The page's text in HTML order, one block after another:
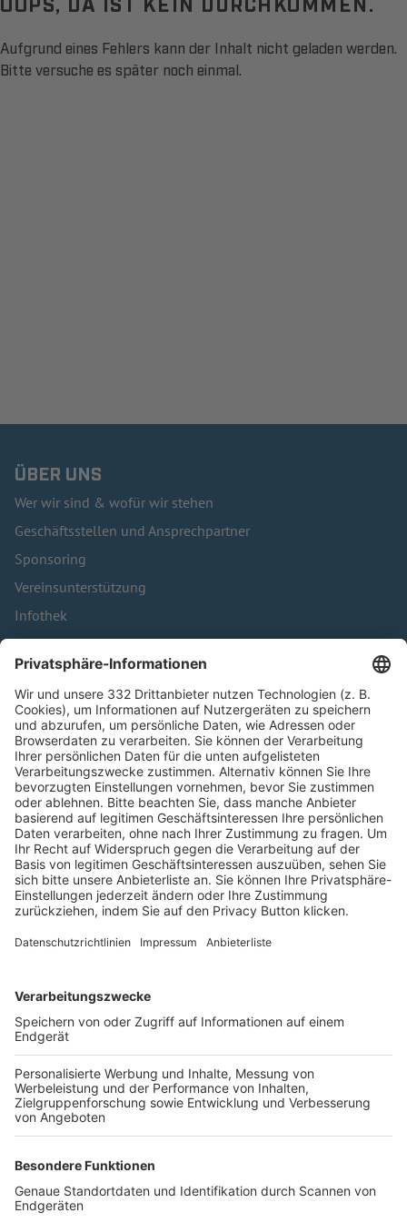
Aufgrund eines Fehlers kann der Inhalt nicht geladen werden.
Bitte versuche es später noch einmal.
ÜBER UNS
Wer wir sind & wofür wir stehen
Geschäftsstellen und Ansprechpartner
Sponsoring
Vereinsunterstützung
Infothek
Kontakt
HÄUFIG BESUCHTE SEITEN
Pässe und Vereinswechsel
Trainerausbildung
Schulungsangebot Vereinsmitarbeiter
BFV-Geschäftsstellen
Trainerbörse
Login SpielPlus
FOLGE DEM BFV
TOP-VEREINE
TOP-PARTNER